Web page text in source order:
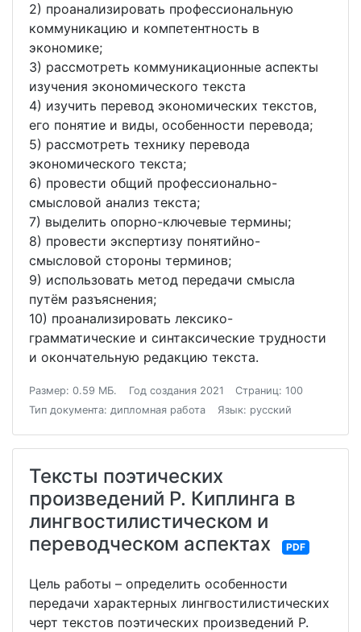
2) проанализировать профессиональную
коммуникацию и компетентность в
экономике;
3) рассмотреть коммуникационные аспекты
изучения экономического текста
4) изучить перевод экономических текстов,
его понятие и виды, особенности перевода;
5) рассмотреть технику перевода
экономического текста;
6) провести общий профессионально-
смысловой анализ текста;
7) выделить опорно-ключевые термины;
8) провести экспертизу понятийно-
смысловой стороны терминов;
9) использовать метод передачи смысла
путём разъяснения;
10) проанализировать лексико-
грамматические и синтаксические трудности
и окончательную редакцию текста.
Размер: 0.59 МБ. Год создания 2021
Страниц: 100
Тип документа: дипломная работа
Язык: русский
Тексты поэтических
произведений Р. Киплинга в
лингвостилистическом и
переводческом аспектах
PDF
Цель работы – определить особенности
передачи характерных лингвостилистических
черт текстов поэтических произведений Р.